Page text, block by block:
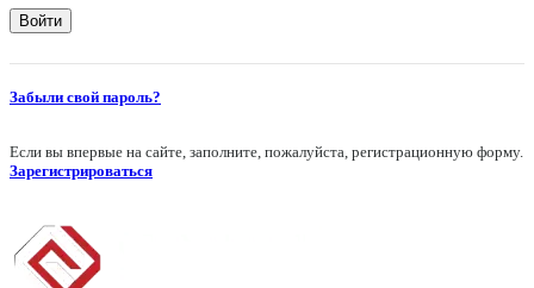
Забыли свой пароль?
Если вы впервые на сайте, заполните, пожалуйста, регистрационную форму.
Зарегистрироваться